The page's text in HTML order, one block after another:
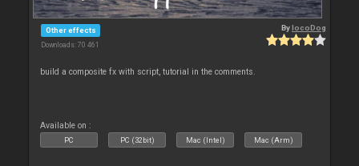
Other effects
Downloads: 70 461
BylocoDog
build a composite fx with script, tutorial in the comments.
Available on :
PC PC (32bit) Mac (Intel) Mac (Arm)